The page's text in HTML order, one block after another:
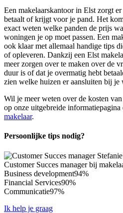
Een makelaarskantoor in Elst zorgt
betaalt of krijgt voor je pand. Het
exact weten welke panden de prijs
woningen je op moet passen. Een
ook klaar met allemaal handige tips
of opleveren. Dankzij een Elst
meer zorgen over te maken over de
duur is of dat je overmatig hebt
zien welke huizen er aansluiten bij je
Wil je meer weten over de kosten
op onze uitgebreide informatiepagina
makelaar.
Persoonlijke tips nodig?
Customer Succes manager bij
Business development94%
Financial Services90%
Communicatie97%
Ik help je graag